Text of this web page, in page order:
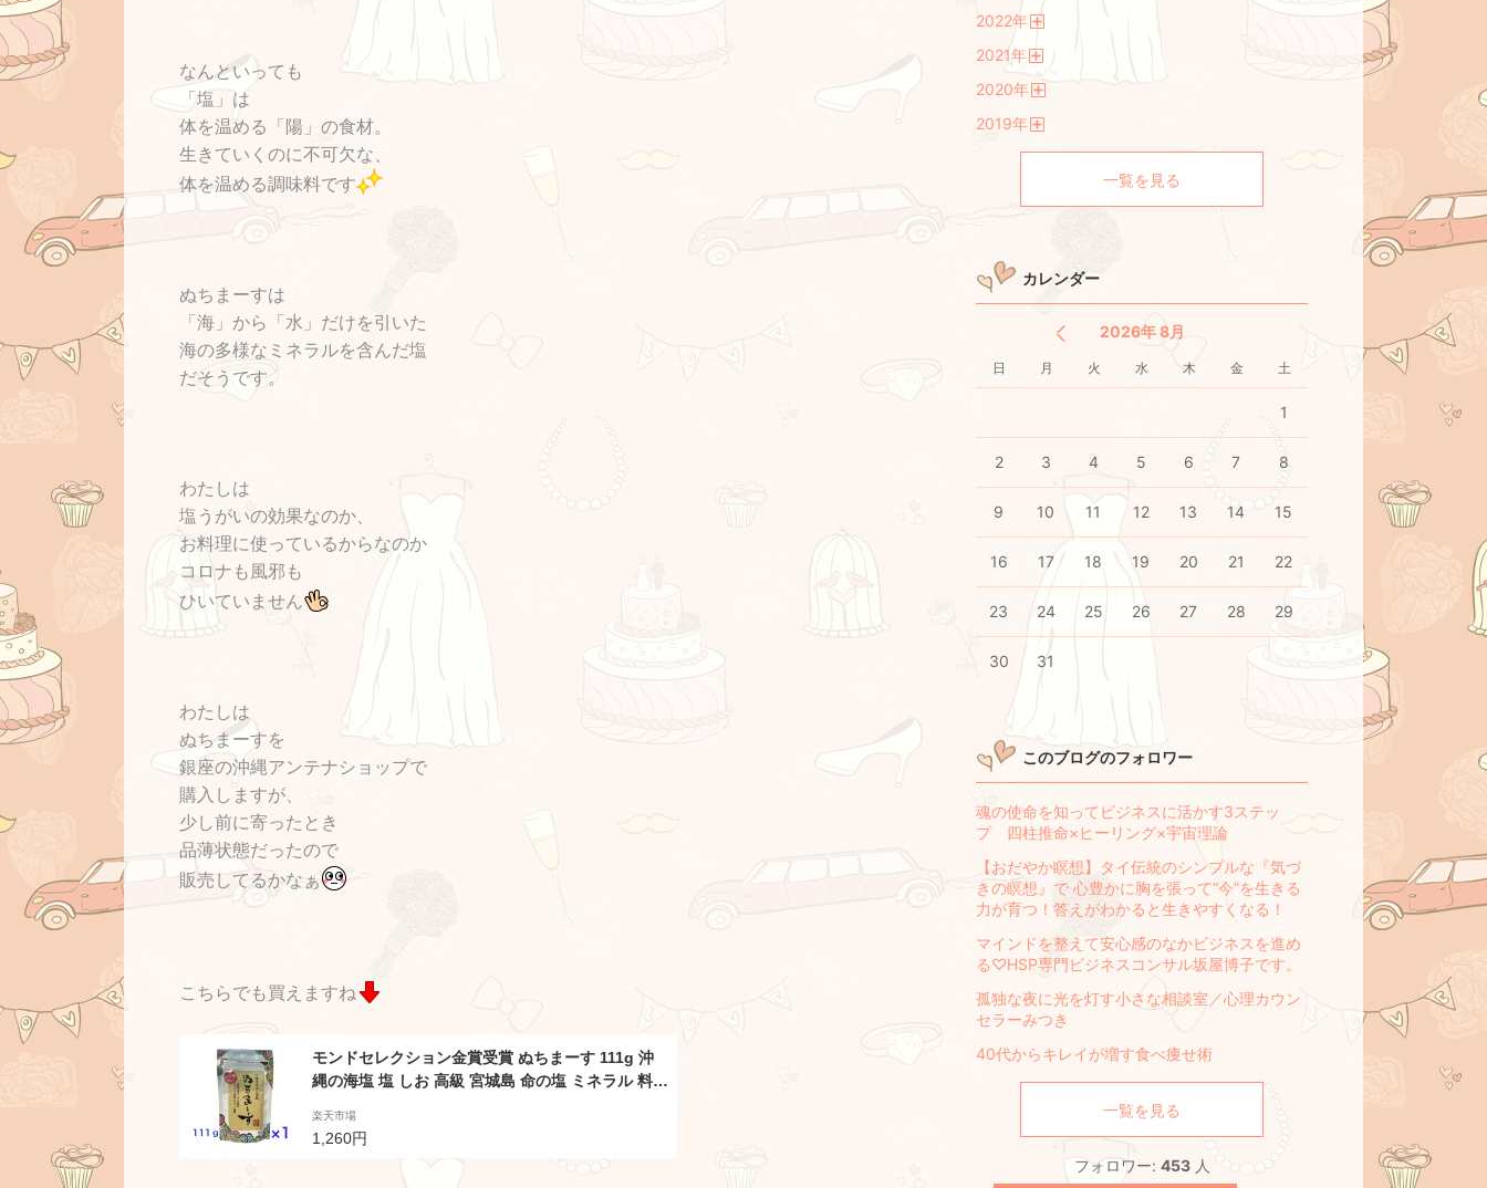
なんといっても
「塩」は
体を温める「陽」の食材。
生きていくのに不可欠な、
体を温める調味料です
ぬちまーすは
「海」から「水」だけを引いた
海の多様なミネラルを含んだ塩
だそうです。
わたしは
塩うがいの効果なのか、
お料理に使っているからなのか
コロナも風邪も
ひいていません
わたしは
ぬちまーすを
銀座の沖縄アンテナショップで
購入しますが、
少し前に寄ったとき
品薄状態だったので
販売してるかなぁ
こちらでも買えますね
モンドセレクション金賞受賞 ぬちまーす 111g 沖
縄の海塩 塩 しお 高級 宮城島 命の塩 ミネラル 料理
り物 送料無料
楽天市場
1,260円
2022年
2021年
2020年
2019年
一覧を見る
カレンダー
2026年 8月
日 月 火 水 木 金 土
1
2 3 4 5 6 7 8
9 10 11 12 13 14 15
16 17 18 19 20 21 22
23 24 25 26 27 28 29
30 31
このブログのフォロワー
魂の使命を知ってビジネスに活かす3ステッ
プ 四柱推命×ヒーリング×宇宙理論
【おだやか瞑想】タイ伝統のシンプルな『気づ
きの瞑想』で 心豊かに胸を張って“今”を生きる
力が育つ！答えがわかると生きやすくなる！
マインドを整えて安心感のなかビジネスを進め
る♡HSP専門ビジネスコンサル坂屋博子です。
孤独な夜に光を灯す小さな相談室／心理カウン
セラーみつき
40代からキレイが増す食べ痩せ術
一覧を見る
フォロワー: 453 人